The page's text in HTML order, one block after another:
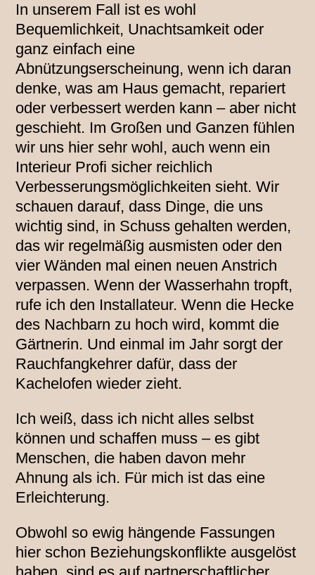
In unserem Fall ist es wohl
Bequemlichkeit, Unachtsamkeit oder
ganz einfach eine
Abnützungserscheinung, wenn ich daran
denke, was am Haus gemacht, repariert
oder verbessert werden kann – aber nicht
geschieht. Im Großen und Ganzen fühlen
wir uns hier sehr wohl, auch wenn ein
Interieur Profi sicher reichlich
Verbesserungsmöglichkeiten sieht. Wir
schauen darauf, dass Dinge, die uns
wichtig sind, in Schuss gehalten werden,
das wir regelmäßig ausmisten oder den
vier Wänden mal einen neuen Anstrich
verpassen. Wenn der Wasserhahn tropft,
rufe ich den Installateur. Wenn die Hecke
des Nachbarn zu hoch wird, kommt die
Gärtnerin. Und einmal im Jahr sorgt der
Rauchfangkehrer dafür, dass der
Kachelofen wieder zieht.
Ich weiß, dass ich nicht alles selbst
können und schaffen muss – es gibt
Menschen, die haben davon mehr
Ahnung als ich. Für mich ist das eine
Erleichterung.
Obwohl so ewig hängende Fassungen
hier schon Beziehungskonflikte ausgelöst